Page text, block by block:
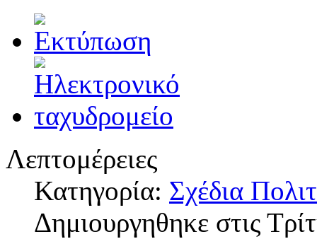
Λεπτομέρειες
Κατηγορία: Σχέδια
Δημιουργηθηκε στις